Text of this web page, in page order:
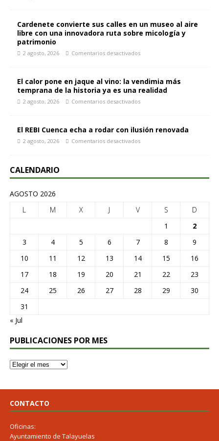
Cardenete convierte sus calles en un museo al aire
libre con una innovadora ruta sobre micología y
patrimonio
2 agosto, 2026 Comentarios desactivados
El calor pone en jaque al vino: la vendimia más
temprana de la historia ya es una realidad
2 agosto, 2026 Comentarios desactivados
El REBI Cuenca echa a rodar con ilusión renovada
2 agosto, 2026 Comentarios desactivados
CALENDARIO
AGOSTO 2026
L
M X J V S
D
1
2
3
4 5 6 7 8
9
10
11 12 13 14 15
16
17
18 19 20 21 22
23
24
25 26 27 28 29
30
31
« Jul
PUBLICACIONES POR MES
CONTACTO
Oficinas:
Ayuntamiento de Talayuelas